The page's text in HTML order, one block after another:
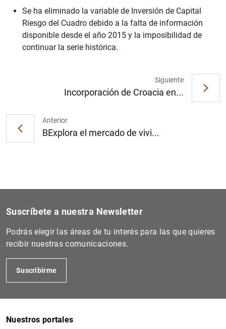
Se ha eliminado la variable de Inversión de Capital
Riesgo del Cuadro debido a la falta de información
disponible desde el año 2015 y la imposibilidad de
continuar la serie histórica.
Anterior
BExplora el mercado de vivi...
Siguiente
Incorporación de Croacia en...
Suscríbete a nuestra Newsletter
Podrás elegir las áreas de tu interés para las que quieres
recibir nuestras comunicaciones.
Suscribirme
Nuestros portales